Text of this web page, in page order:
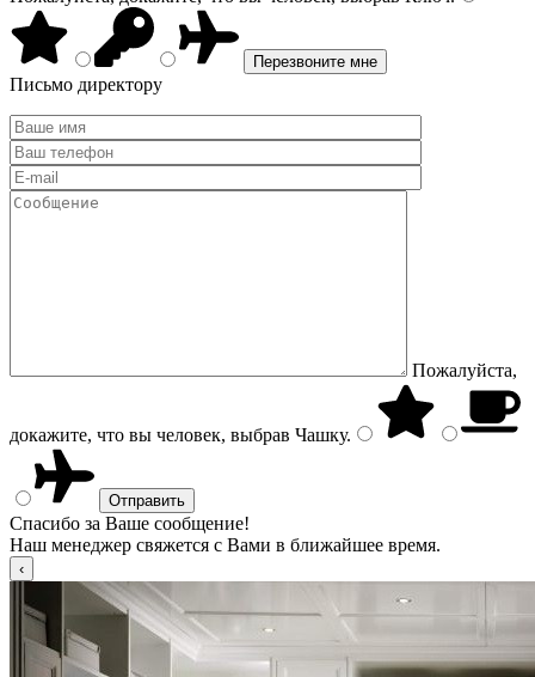
Письмо директору
Пожалуйста,
докажите, что вы человек, выбрав Чашку.
Спасибо за Ваше сообщение!
Наш менеджер свяжется с Вами в ближайшее время.